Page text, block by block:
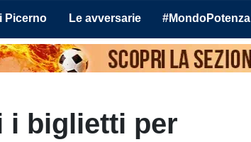
Picerno Le avversarie #MondoPotenza
i biglietti per